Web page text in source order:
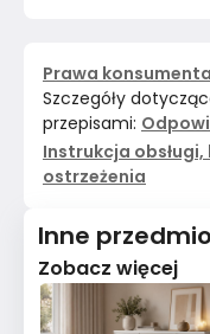
Prawa konsumenta
Szczegóły
przepisami:
Instrukcja
ostrzeżenia
Inne
Zobacz więcej